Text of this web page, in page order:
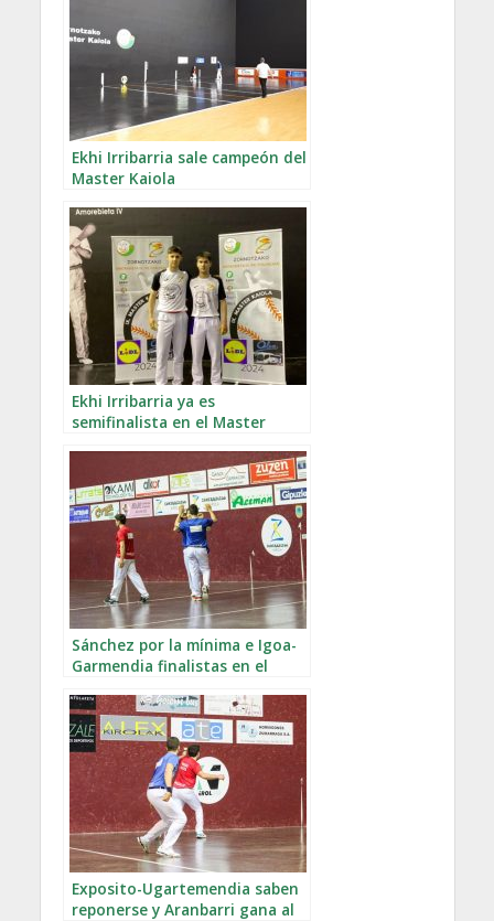
Ekhi Irribarria sale campeón del
Master Kaiola
Ekhi Irribarria ya es
semifinalista en el Master
Sánchez por la mínima e Igoa-
Garmendia finalistas en el
Exposito-Ugartemendia saben
reponerse y Aranbarri gana al